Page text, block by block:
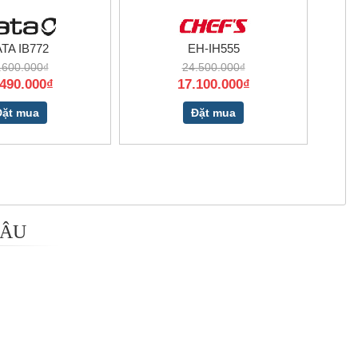
IB772
mua
EH-IH555
24.500.000₫
17.100.000₫
Đặt mua